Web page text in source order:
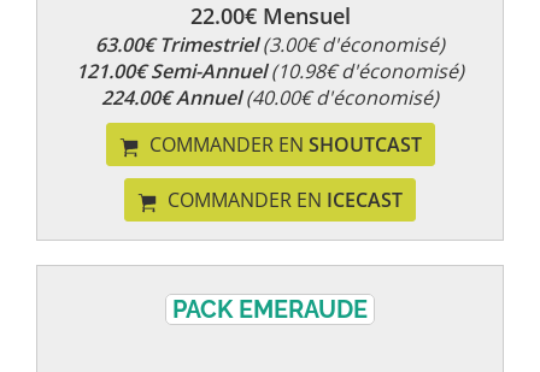
22.00€ Mensuel
63.00€ Trimestriel(3.00€ d'économisé)
121.00€ Semi-Annuel(10.98€ d'économisé)
224.00€ Annuel(40.00€ d'économisé)
COMMANDER EN SHOUTCAST
COMMANDER EN ICECAST
PACK EMERAUDE